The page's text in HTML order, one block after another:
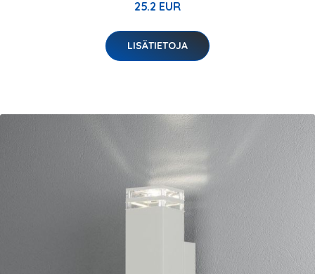
25.2 EUR
LISÄTIETOJA